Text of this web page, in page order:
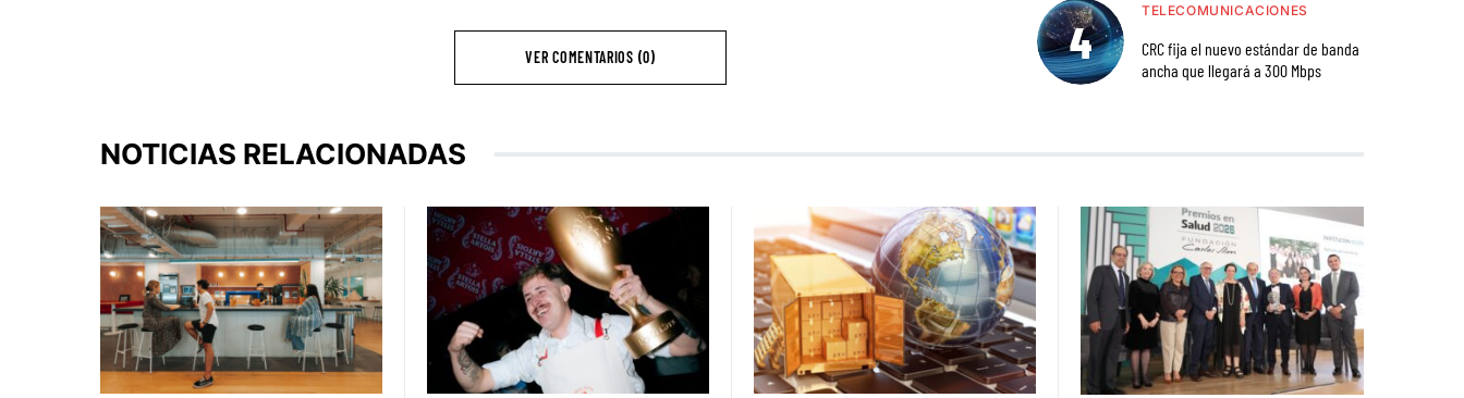
VER COMENTARIOS (0)
TELECOMUNICACIONES
CRC fija el nuevo estándar de banda
ancha que llegará a 300 Mbps
NOTICIAS RELACIONADAS